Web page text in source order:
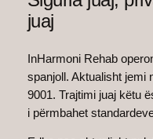
juaj
InHarmoni Rehab
spanjoll. Aktualisht jemi
9001. Trajtimi juaj këtu
i përmbahet